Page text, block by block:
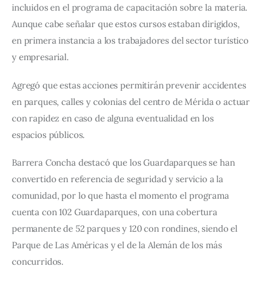
incluidos en el programa de capacitación sobre la materia.
Aunque cabe señalar que estos cursos estaban dirigidos,
en primera instancia a los trabajadores del sector turístico
y empresarial.
Agregó que estas acciones permitirán prevenir accidentes
en parques, calles y colonias del centro de Mérida o actuar
con rapidez en caso de alguna eventualidad en los
espacios públicos.
Barrera Concha destacó que los Guardaparques se han
convertido en referencia de seguridad y servicio a la
comunidad, por lo que hasta el momento el programa
cuenta con 102 Guardaparques, con una cobertura
permanente de 52 parques y 120 con rondines, siendo el
Parque de Las Américas y el de la Alemán de los más
concurridos.